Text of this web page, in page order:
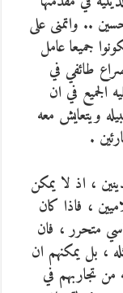
.. واتمنى على
جميعا عامل
طائفي في
الجميع في ان
ويتعايش معه
.
، اذ لا يمكن
، فاذا كان
متحرر ، فان
، بل يمكنهم ان
من تجاربهم في